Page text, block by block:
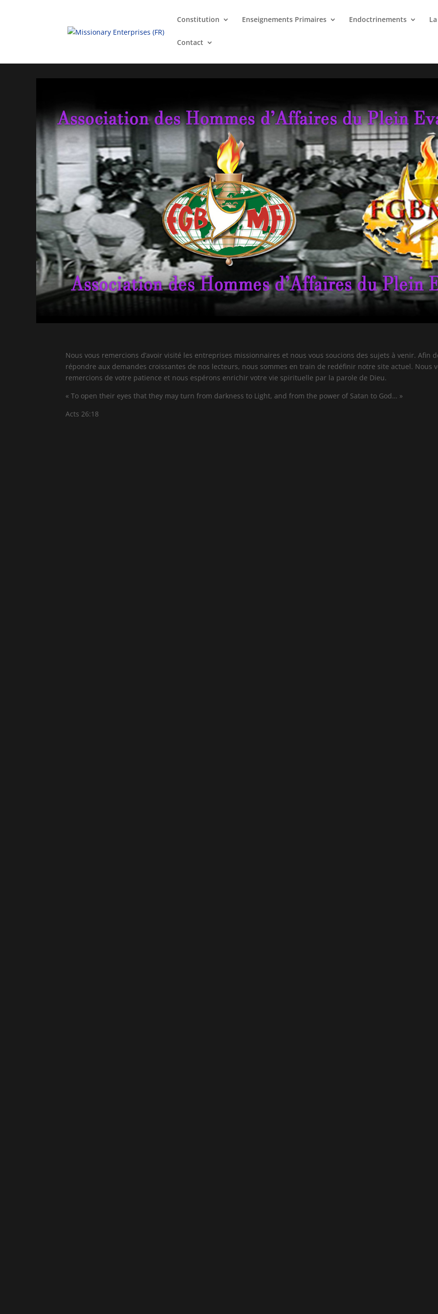
Constitution Enseignements Primaires Endoctrinements
Contact
Nous vous remercions d’avoir visité les entreprises missionnaires et nous vous soucions des sujets à venir. Afin
répondre aux demandes croissantes de nos lecteurs, nous sommes en train de redéfinir notre site actuel. Nous
remercions de votre patience et nous espérons enrichir votre vie spirituelle par la parole de Dieu.
« To open their eyes that they may turn from darkness to Light, and from the power of Satan to God… »
Acts 26:18